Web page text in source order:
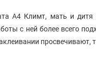
А4 Климт, мать и
с ней более всего